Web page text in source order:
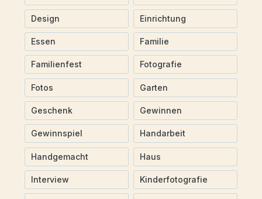
Design Einrichtung
Essen Familie
Familienfest Fotografie
Fotos Garten
Geschenk Gewinnen
Gewinnspiel Handarbeit
Handgemacht Haus
Interview Kinderfotografie